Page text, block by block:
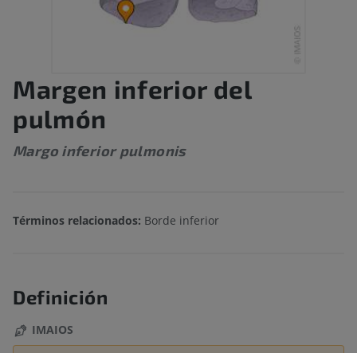
Margen inferior del
pulmón
Margo inferior pulmonis
Términos relacionados: Borde inferior
Definición
IMAIOS